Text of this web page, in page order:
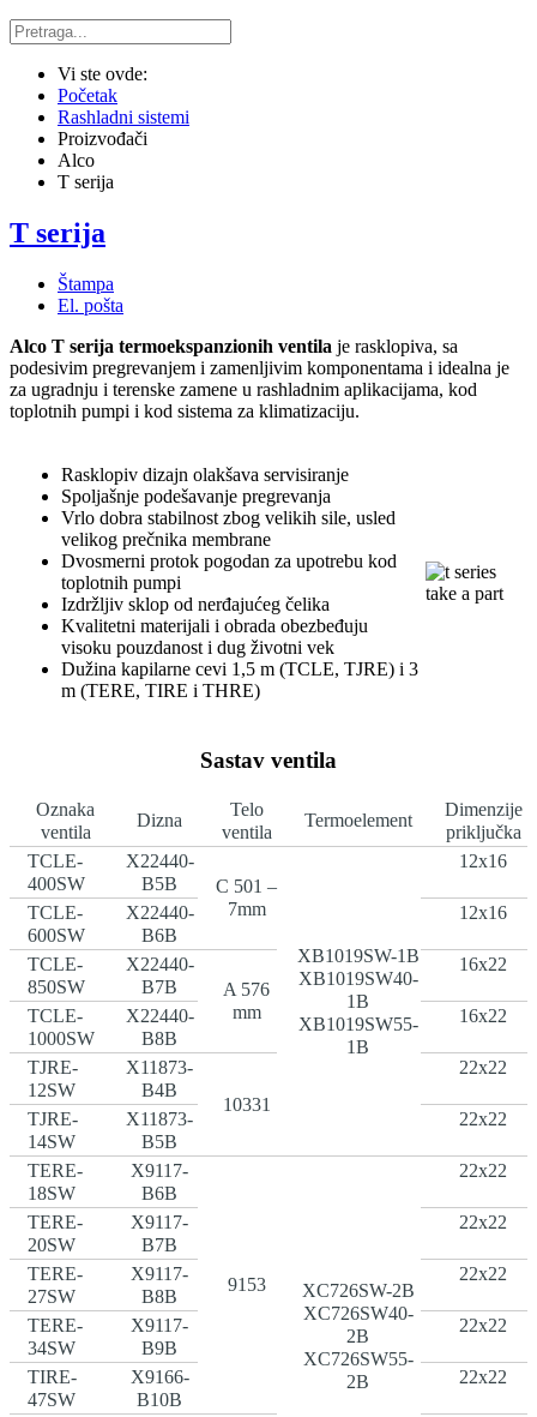
Vi ste ovde:
Početak
Rashladni sistemi
Proizvođači
Alco
T serija
T serija
Štampa
El. pošta
Alco T serija termoekspanzionih ventila je rasklopiva, sa
podesivim pregrevanjem i zamenljivim komponentama i idealna je
za ugradnju i terenske zamene u rashladnim aplikacijama, kod
toplotnih pumpi i kod sistema za klimatizaciju.
Rasklopiv dizajn olakšava servisiranje
Spoljašnje podešavanje pregrevanja
Vrlo dobra stabilnost zbog velikih sile, usled
velikog prečnika membrane
Dvosmerni protok pogodan za upotrebu kod
toplotnih pumpi
Izdržljiv sklop od nerđajućeg čelika
Kvalitetni materijali i obrada obezbeđuju
visoku pouzdanost i dug životni vek
Dužina kapilarne cevi 1,5 m (TCLE, TJRE) i 3
m (TERE, TIRE i THRE)
Sastav ventila
Oznaka
ventila
Dizna
Telo
ventila
Termoelement
Dimenzije
priključka
TCLE-
400SW
X22440-
B5B
C 501 –
7mm
XB1019SW-1B
XB1019SW40-
1B
XB1019SW55-
1B
12x16
TCLE-
600SW
X22440-
B6B
12x16
TCLE-
850SW
X22440-
B7B
A 576
mm
16x22
TCLE-
1000SW
X22440-
B8B
16x22
TJRE-
12SW
X11873-
B4B
10331
22x22
TJRE-
14SW
X11873-
B5B
22x22
TERE-
18SW
X9117-
B6B
9153
XC726SW-2B
XC726SW40-
2B
XC726SW55-
2B
22x22
TERE-
20SW
X9117-
B7B
22x22
TERE-
27SW
X9117-
B8B
22x22
TERE-
34SW
X9117-
B9B
22x22
TIRE-
47SW
X9166-
B10B
22x22